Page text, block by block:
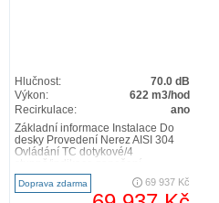
Hlučnost:
70.0 dB
Výkon:
622 m3/hod
Recirkulace:
ano
Základní informace Instalace Do
desky Provedení Nerez AISI 304
Ovládání TC dotykové/4
filtru/ochrana při zajíždění/časov..
Doprava zdarma 69 937 Kč